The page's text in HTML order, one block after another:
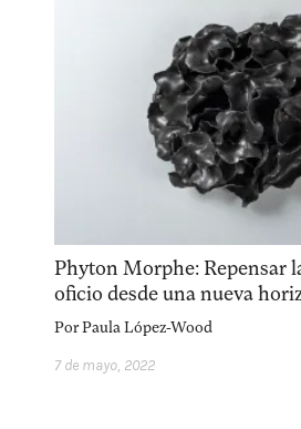
Phyton Morphe: Repensar
oficio desde una nueva
PorPaula López-Wood
7 de mayo, 2022